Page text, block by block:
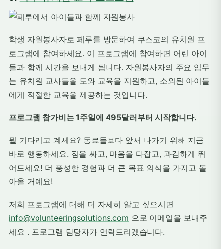
학생 자원봉사자로 페루를 방문하여 쿠스코의 유치원 프
로그램에 참여하세요. 이 프로그램에 참여하면 어린 아이
들과 함께 시간을 보내게 됩니다. 자원봉사자의 주요 임무
는 유치원 교사들을 도와 교육을 지원하고, 소외된 아이들
에게 적절한 교육을 제공하는 것입니다.
프로그램 참가비는 1주일에 495달러부터 시작합니다.
뭘 기다리고 계세요? 동료들보다 앞서 나가기 위해 지금
바로 행동하세요. 짐을 싸고, 마음을 다잡고, 과감하게 뛰
어드세요! 더 풍성한 경험과 더 큰 목표 의식을 가지고 돌
아올 거예요!
저희 프로그램에 대해 더 자세히 알고 싶으시면
info@volunteeringsolutions.com 으로 이메일을 보내주
세요 . 프로그램 담당자가 연락드리겠습니다.